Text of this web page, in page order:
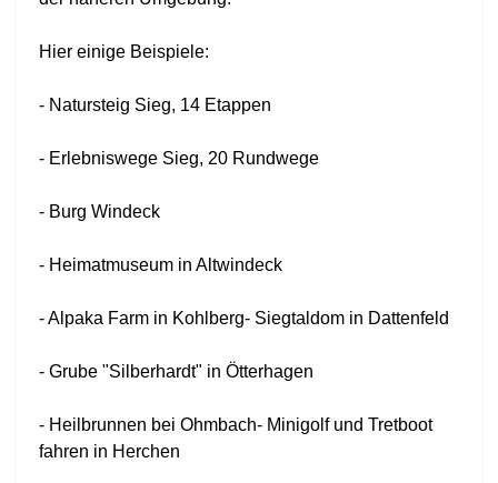
Hier einige Beispiele:
- Natursteig Sieg, 14 Etappen
- Erlebniswege Sieg, 20 Rundwege
- Burg Windeck
- Heimatmuseum in Altwindeck
- Alpaka Farm in Kohlberg- Siegtaldom in Dattenfeld
- Grube "Silberhardt" in Ötterhagen
- Heilbrunnen bei Ohmbach- Minigolf und Tretboot
fahren in Herchen